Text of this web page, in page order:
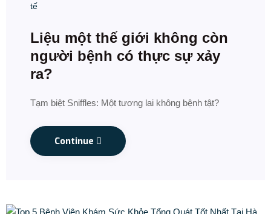
tế
Liệu một thế giới không còn
người bệnh có thực sự xảy
ra?
Tạm biệt Sniffles: Một tương lai không bệnh tật?
Continue